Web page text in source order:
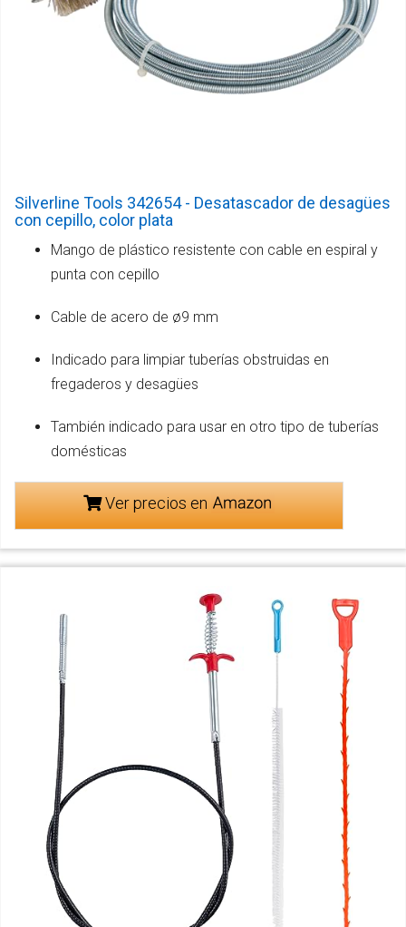
Silverline Tools 342654 - Desatascador de desagües
con cepillo, color plata
Mango de plástico resistente con cable en espiral y
punta con cepillo
Cable de acero de ø9 mm
Indicado para limpiar tuberías obstruidas en
fregaderos y desagües
También indicado para usar en otro tipo de tuberías
domésticas
Ver precios en